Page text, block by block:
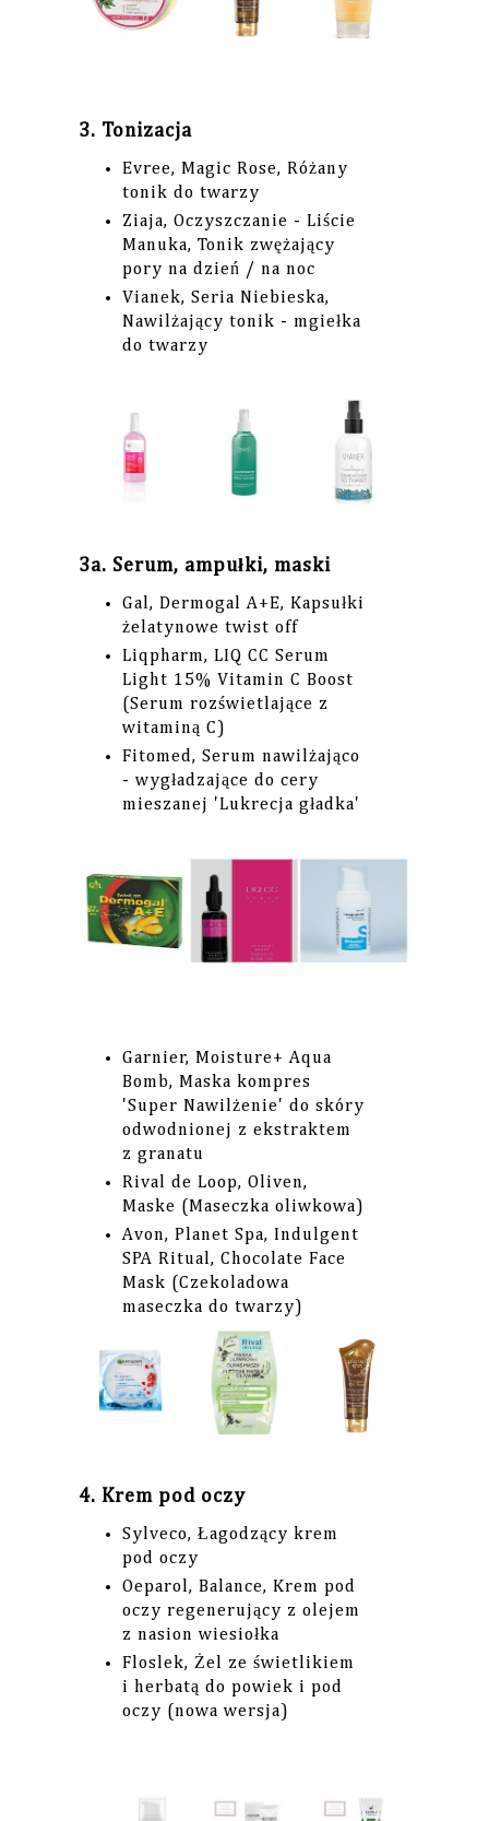
3. Tonizacja
Evree, Magic Rose, Różany
tonik do twarzy
Ziaja, Oczyszczanie - Liście
Manuka, Tonik zwężający
pory na dzień / na noc
Vianek, Seria Niebieska,
Nawilżający tonik - mgiełka
do twarzy
3a. Serum, ampułki, maski
Gal, Dermogal A+E, Kapsułki
żelatynowe twist off
Liqpharm, LIQ CC Serum
Light 15% Vitamin C Boost
(Serum rozświetlające z
witaminą C)
Fitomed, Serum nawilżająco
- wygładzające do cery
mieszanej 'Lukrecja gładka'
Garnier, Moisture+ Aqua
Bomb, Maska kompres
'Super Nawilżenie' do skóry
odwodnionej z ekstraktem
z granatu
Rival de Loop, Oliven,
Maske (Maseczka oliwkowa)
Avon, Planet Spa, Indulgent
SPA Ritual, Chocolate Face
Mask (Czekoladowa
maseczka do twarzy)
4. Krem pod oczy
Sylveco, Łagodzący krem
pod oczy
Oeparol, Balance, Krem pod
oczy regenerujący z olejem
z nasion wiesiołka
Floslek, Żel ze świetlikiem
i herbatą do powiek i pod
oczy (nowa wersja)